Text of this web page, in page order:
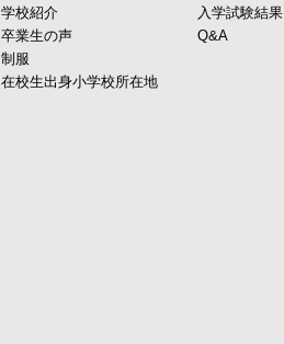
学校紹介
卒業生の声
制服
在校生出身小学校所在地
入学試験結果
Q&A